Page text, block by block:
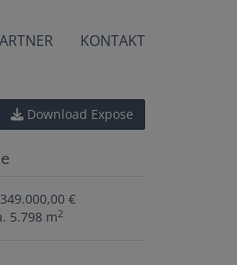
KONTAKT
Download Expose
€
5.798 m2